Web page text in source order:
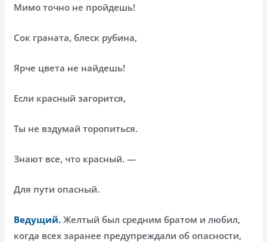
Мимо точно не пройдешь!
Сок граната, блеск рубина,
Ярче цвета не найдешь!
Если красный загорится,
Ты не вздумай торопиться.
Знают все, что красный. —
Для пути опасный.
Ведущий. Желтый был средним братом и любил,
когда всех заранее предупреждали об опасности,